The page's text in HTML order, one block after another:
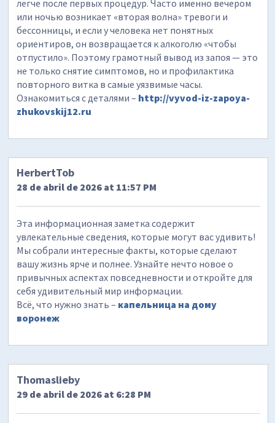
легче после первых процедур. Часто именно вечером
или ночью возникает «вторая волна» тревоги и
бессонницы, и если у человека нет понятных
ориентиров, он возвращается к алкоголю «чтобы
отпустило». Поэтому грамотный вывод из запоя — это
не только снятие симптомов, но и профилактика
повторного витка в самые уязвимые часы.
Ознакомиться с деталями – http://vyvod-iz-zapoya-
zhukovskij12.ru
HerbertTob
28 de abril de 2026 at 11:57 PM
Эта информационная заметка содержит
увлекательные сведения, которые могут вас удивить!
Мы собрали интересные факты, которые сделают
вашу жизнь ярче и полнее. Узнайте нечто новое о
привычных аспектах повседневности и откройте для
себя удивительный мир информации.
Всё, что нужно знать – капельница на дому
воронеж
Thomaslieby
29 de abril de 2026 at 6:28 PM